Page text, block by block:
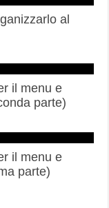
al
il menu e
parte)
il menu e
parte)